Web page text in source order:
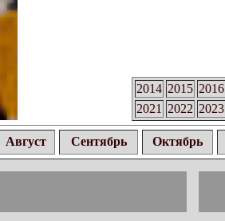
2014 2015 2016
2021
2022 2023
Август Сентябрь Октябрь